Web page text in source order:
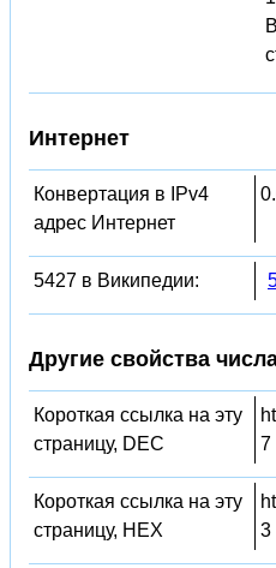
Интернет
Конвертация в IPv4
адрес Интернет
5427 в Википедии:
Другие свойства
Короткая ссылка на эту
страницу, DEC
7
Короткая ссылка на эту
страницу, HEX
3